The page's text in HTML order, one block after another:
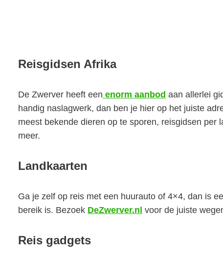
Reisgidsen Afrika
De Zwerver heeft een enorm aanbod aan allerlei
handig naslagwerk, dan ben je hier op het juiste
meest bekende dieren op te sporen, reisgidsen
meer.
Landkaarten
Ga je zelf op reis met een huurauto of 4×4, dan is
bereik is. Bezoek DeZwerver.nl voor de juiste
Reis gadgets